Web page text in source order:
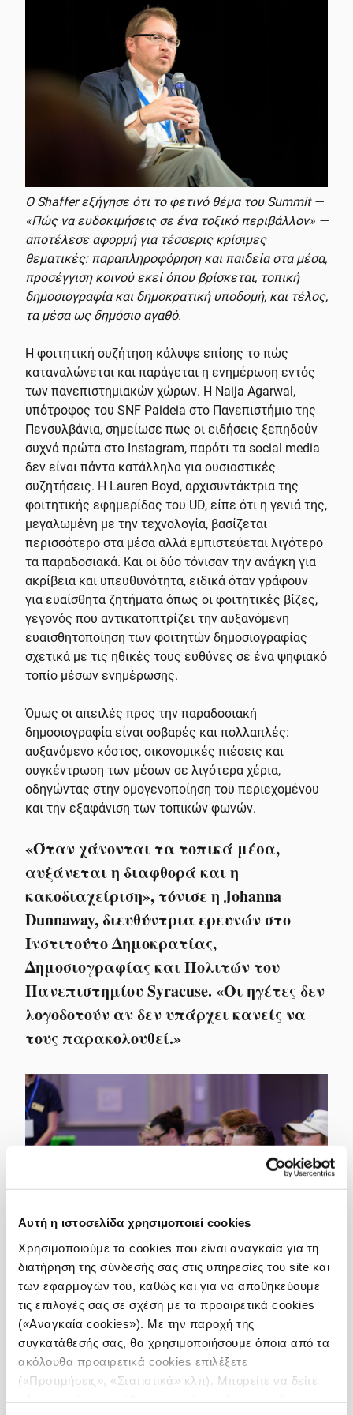
Αυτή η ιστοσελίδα χρησιμοποιεί cookies
Χρησιμοποιούμε τα cookies που είναι αναγκαία για τη
διατήρηση της σύνδεσής σας στις υπηρεσίες του site και
των εφαρμογών του, καθώς και για να αποθηκεύουμε
τις επιλογές σας σε σχέση με τα προαιρετικά cookies
(«Αναγκαία cookies»). Με την παροχή της
συγκατάθεσής σας, θα χρησιμοποιήσουμε όποια από τα
ακόλουθα προαιρετικά cookies επιλέξετε
(«Προτιμήσεις», «Στατιστικά» κλπ). Μπορείτε να δείτε
Ο Shaffer εξήγησε ότι το φετινό θέμα του Summit —
«Πώς να ευδοκιμήσεις σε ένα τοξικό περιβάλλον» —
αποτέλεσε αφορμή για τέσσερις κρίσιμες
θεματικές: παραπληροφόρηση και παιδεία στα μέσα,
προσέγγιση κοινού εκεί όπου βρίσκεται, τοπική
δημοσιογραφία και δημοκρατική υποδομή, και τέλος,
τα μέσα ως δημόσιο αγαθό.
Η φοιτητική συζήτηση κάλυψε επίσης το πώς
καταναλώνεται και παράγεται η ενημέρωση εντός
των πανεπιστημιακών χώρων. Η Naija Agarwal,
υπότροφος του SNF Paideia στο Πανεπιστήμιο της
Πενσυλβάνια, σημείωσε πως οι ειδήσεις ξεπηδούν
συχνά πρώτα στο Instagram, παρότι τα social media
δεν είναι πάντα κατάλληλα για ουσιαστικές
συζητήσεις. Η Lauren Boyd, αρχισυντάκτρια της
φοιτητικής εφημερίδας του UD, είπε ότι η γενιά της,
μεγαλωμένη με την τεχνολογία, βασίζεται
περισσότερο στα μέσα αλλά εμπιστεύεται λιγότερο
τα παραδοσιακά. Και οι δύο τόνισαν την ανάγκη για
ακρίβεια και υπευθυνότητα, ειδικά όταν γράφουν
για ευαίσθητα ζητήματα όπως οι φοιτητικές βίζες,
γεγονός που αντικατοπτρίζει την αυξανόμενη
ευαισθητοποίηση των φοιτητών δημοσιογραφίας
σχετικά με τις ηθικές τους ευθύνες σε ένα ψηφιακό
τοπίο μέσων ενημέρωσης.
Όμως οι απειλές προς την παραδοσιακή
δημοσιογραφία είναι σοβαρές και πολλαπλές:
αυξανόμενο κόστος, οικονομικές πιέσεις και
συγκέντρωση των μέσων σε λιγότερα χέρια,
οδηγώντας στην ομογενοποίηση του περιεχομένου
και την εξαφάνιση των τοπικών φωνών.
«Όταν χάνονται τα τοπικά μέσα,
αυξάνεται η διαφθορά και η
κακοδιαχείριση», τόνισε η Johanna
Dunnaway, διευθύντρια ερευνών στο
Ινστιτούτο Δημοκρατίας,
Δημοσιογραφίας και Πολιτών του
Πανεπιστημίου Syracuse. «Οι ηγέτες δεν
λογοδοτούν αν δεν υπάρχει κανείς να
τους παρακολουθεί.»
Με επίκεντρο τους φοιτητές και την εξελισσόμενη
σχέση τους με τα μέσα ενημέρωσης, το Summit
καλωσόρισε επίσης δημοσιογράφους, μέλη της
κοινότητας, καθηγητές και προσωπικό.
Η παραπληροφόρηση κυριαρχεί σε ένα τέτοιο
οικοσύστημα. Τροφοδοτείται από αλγόριθμους που